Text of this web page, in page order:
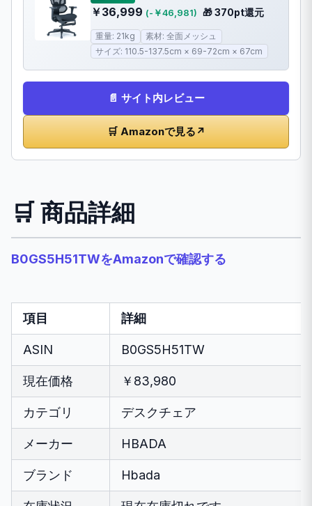
￥36,999 (-￥46,981) 🎁 370pt還元
重量: 21kg
素材: 全面メッシュ
サイズ: 110.5-137.5cm × 69-72cm × 67cm
📄 サイト内レビュー
🛒 Amazonで見る ↗
🛒 商品詳細
B0GS5H51TWをAmazonで確認する
項目 詳細
ASIN B0GS5H51TW
現在価格 ￥83,980
カテゴリ デスクチェア
メーカー HBADA
ブランド Hbada